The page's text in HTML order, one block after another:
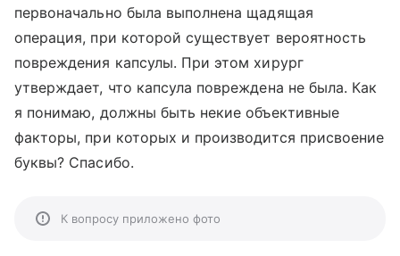
первоначально была выполнена щадящая
операция, при которой существует вероятность
повреждения капсулы. При этом хирург
утверждает, что капсула повреждена не была. Как
я понимаю, должны быть некие объективные
факторы, при которых и производится присвоение
буквы? Спасибо.
К вопросу приложено фото